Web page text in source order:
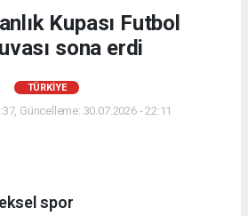
Kupası Futbol
sona erdi
TÜRKIYE
Güncelleme: 30.07.2026 - 22:11
spor